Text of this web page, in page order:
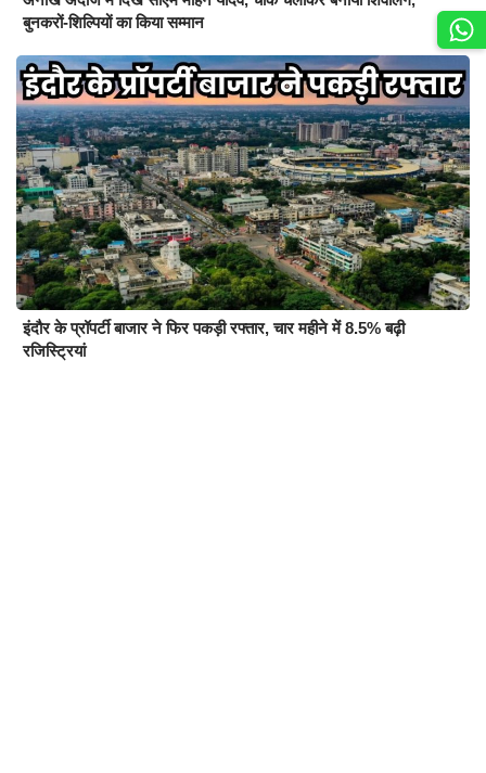
बुनकरों-शिल्पियों का किया सम्मान
इंदौर के प्रॉपर्टी बाजार ने फिर पकड़ी रफ्तार, चार महीने में 8.5% बढ़ी
रजिस्ट्रियां